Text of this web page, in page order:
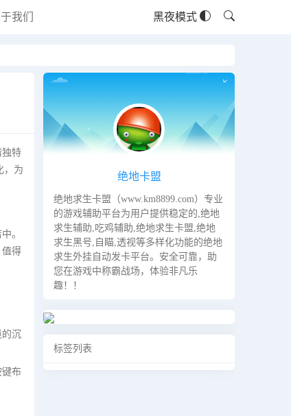
我们 黑夜模式
独特
，为
。
值得
的沉
布
绝地卡盟
绝地求生卡盟（www.km8899.com）专业
的游戏辅助平台为用户提供稳定的,绝地
求生辅助,吃鸡辅助,绝地求生卡盟,绝地
求生黑号,自瞄,透视等多样化功能的绝地
求生外挂自动发卡平台。安全可靠，助
您在游戏中称霸战场，体验非凡乐
趣！！
标签列表